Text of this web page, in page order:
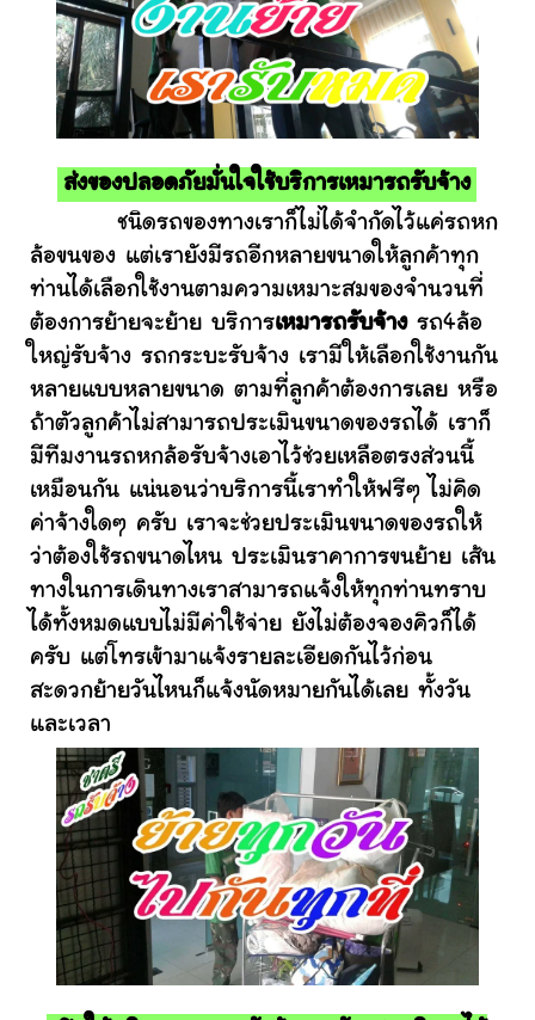
ส่งของปลอดภัยมั่นใจใช้บริการเหมารถรับจ้าง
ชนิดรถของทางเราก็ไม่ได้จำกัดไว้แค่รถหก
ล้อขนของ แต่เรายังมีรถอีกหลายขนาดให้ลูกค้าทุก
ท่านได้เลือกใช้งานตามความเหมาะสมของจำนวนที่
ต้องการย้ายจะย้าย บริการเหมารถรับจ้างรถ4ล้อ
ใหญ่รับจ้าง รถกระบะรับจ้าง เรามีให้เลือกใช้งานกัน
หลายแบบหลายขนาด ตามที่ลูกค้าต้องการเลย หรือ
ถ้าตัวลูกค้าไม่สามารถประเมินขนาดของรถได้ เราก็
มีทีมงานรถหกล้อรับจ้างเอาไว้ช่วยเหลือตรงส่วนนี้
เหมือนกัน แน่นอนว่าบริการนี้เราทำให้ฟรีๆ ไม่คิด
ค่าจ้างใดๆ ครับ เราจะช่วยประเมินขนาดของรถให้
ว่าต้องใช้รถขนาดไหน ประเมินราคาการขนย้าย เส้น
ทางในการเดินทางเราสามารถแจ้งให้ทุกท่านทราบ
ได้ทั้งหมดแบบไม่มีค่าใช้จ่าย ยังไม่ต้องจองคิวก็ได้
ครับ แต่โทรเข้ามาแจ้งรายละเอียดกันไว้ก่อน
สะดวกย้ายวันไหนก็แจ้งนัดหมายกันได้เลย ทั้งวัน
และเวลา